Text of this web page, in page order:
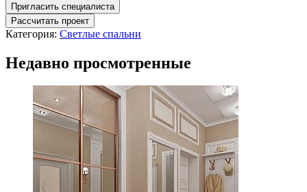
Пригласить специалиста
Рассчитать проект
Категория: Светлые спальни
Недавно просмотренные